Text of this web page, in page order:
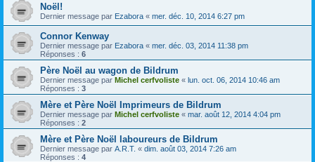
Noël!
Dernier message par Ezabora « mer. déc. 10, 2014 6:27 pm
Connor Kenway
Dernier message par Ezabora « mer. déc. 03, 2014 11:38 pm
Réponses : 6
Père Noël au wagon de Bildrum
Dernier message par Michel cerfvoliste « lun. oct. 06, 2014 10:46 am
Réponses : 3
Mère et Père Noël Imprimeurs de Bildrum
Dernier message par Michel cerfvoliste « mar. août 12, 2014 4:04 pm
Réponses : 2
Mère et Père Noël laboureurs de Bildrum
Dernier message par A.R.T. « dim. août 03, 2014 7:26 am
Réponses : 4